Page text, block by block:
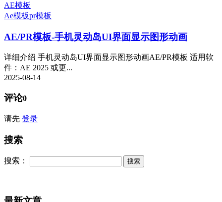
AE模板
Ae模板pr模板
AE/PR模板-手机灵动岛UI界面显示图形动画
详细介绍 手机灵动岛UI界面显示图形动画AE/PR模板 适用软
件：AE 2025 或更...
2025-08-14
评论0
请先 登录
搜索
搜索：